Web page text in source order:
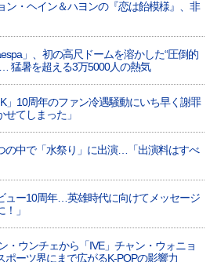
ン・ヘイン＆ハヨンの『恋は飴模様』、非
」、初の高尺ドームを溶かした“圧倒的
猛暑を超える3万5000人の熱気
」10周年のファン冷遇騒動にいち早く謝罪
せてしまった」
の中で「水祭り」に出演…「出演料はすべ
ュー10周年…英雄時代に向けてメッセージ
」
・ウンチェから「IVE」チャン・ウォニョ
ーツ界にまで広がるK-POPの影響力